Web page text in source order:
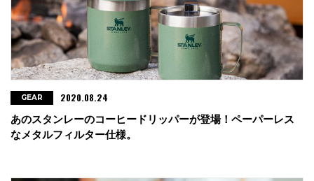
あのスタンレーのコーヒードリッパーが登場！ペーパーレス
なメタルフィルター仕様。
GEAR 2020.08.24